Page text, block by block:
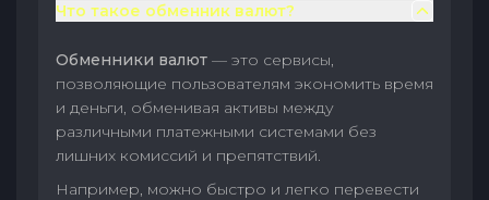
Что такое обменник валют?
Обменники валют — это сервисы,
позволяющие пользователям экономить время
и деньги, обменивая активы между
различными платежными системами без
лишних комиссий и препятствий.
Например, можно быстро и легко перевести